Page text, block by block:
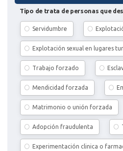
Tipo de trata de personas que
Servidumbre
Explotación sexual en lugares
Trabajo forzado
Mendicidad forzada
Matrimonio o unión forzada
Adopción fraudulenta
Experimentación clinica o